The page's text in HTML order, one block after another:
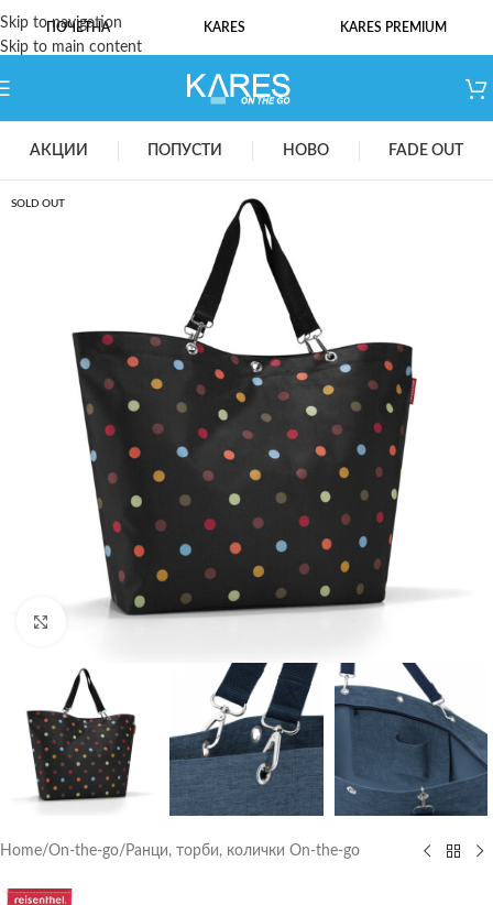
Skip to navigation
Skip to main content
ПОЧЕТНА KARES KARES PREMIUM
АКЦИИ ПОПУСТИ НОВО FADE OUT
SOLD OUT
Click to enlarge
Home/On-the-go/ Ранци, торби, колички On-the-go